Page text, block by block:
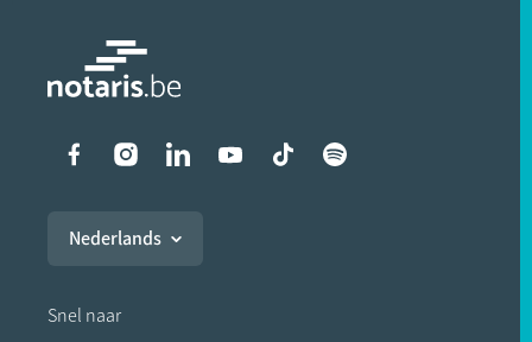
Liens vers les réseaux
Nederlands
Snel naar